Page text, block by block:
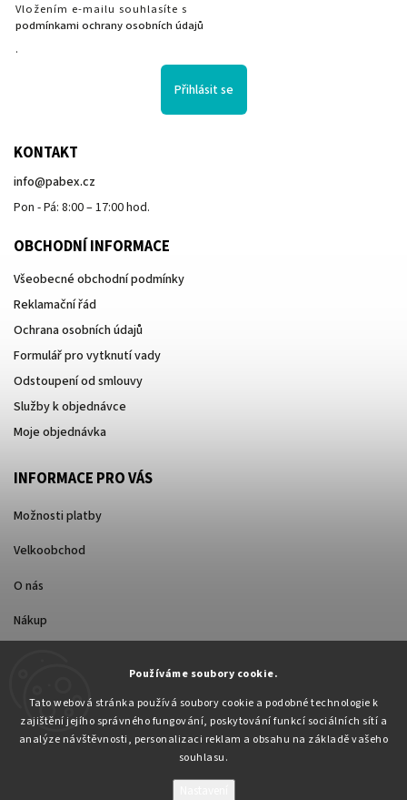
Používáme soubory cookie.
Tato webová stránka používá soubory cookie a podobné technologie k
zajištění jejího správného fungování, poskytování funkcí sociálních sítí a
analýze návštěvnosti, personalizaci reklam a obsahu na základě vašeho
souhlasu.
Vložením e-mailu souhlasíte s
podmínkami ochrany osobních údajů
.
Přihlásit se
KONTAKT
info@pabex.cz
Pon - Pá: 8:00 – 17:00 hod.
OBCHODNÍ INFORMACE
Všeobecné obchodní podmínky
Reklamační řád
Ochrana osobních údajů
Formulář pro vytknutí vady
Odstoupení od smlouvy
Služby k objednávce
Moje objednávka
INFORMACE PRO VÁS
Možnosti platby
Velkoobchod
O nás
Nákup